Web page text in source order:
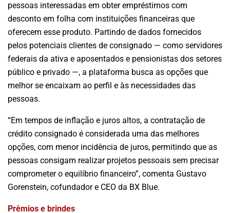
pessoas interessadas em obter empréstimos com
desconto em folha com instituições financeiras que
oferecem esse produto. Partindo de dados fornecidos
pelos potenciais clientes de consignado — como servidores
federais da ativa e aposentados e pensionistas dos setores
público e privado —, a plataforma busca as opções que
melhor se encaixam ao perfil e às necessidades das
pessoas.
“Em tempos de inflação e juros altos, a contratação de
crédito consignado é considerada uma das melhores
opções, com menor incidência de juros, permitindo que as
pessoas consigam realizar projetos pessoais sem precisar
comprometer o equilíbrio financeiro”, comenta Gustavo
Gorenstein, cofundador e CEO da BX Blue.
Prêmios e brindes